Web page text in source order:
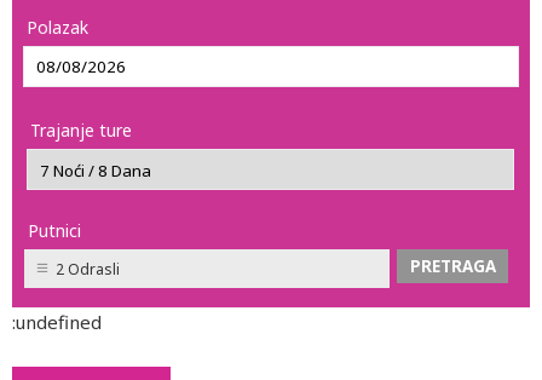
Polazak
Trajanje ture
Putnici
2 Odrasli
:undefined